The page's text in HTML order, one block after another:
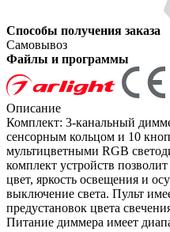
Способы получения заказа
Самовывоз
Файлы и программы
Описание
Комплект: 3-канальный
сенсорным кольцом и 10
мультицветными RGB
комплект устройств
цвет, яркость освещения и
выключение света. Пульт
предустановок цвета
Питание диммера имеет